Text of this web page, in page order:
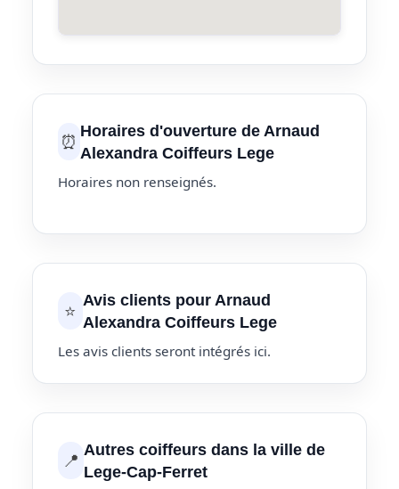
⏰ Horaires d'ouverture de Arnaud
Alexandra Coiffeurs Lege
Horaires non renseignés.
⭐ Avis clients pour Arnaud
Alexandra Coiffeurs Lege
Les avis clients seront intégrés ici.
📍 Autres coiffeurs dans la ville de
Lege-Cap-Ferret